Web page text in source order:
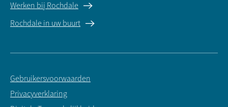
Werken bij Rochdale
Rochdale in uw buurt
Gebruikersvoorwaarden
Privacyverklaring